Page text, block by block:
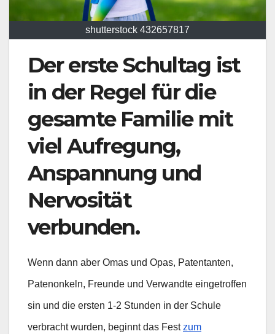
shutterstock 432657817
Der erste Schultag ist
in der Regel für die
gesamte Familie mit
viel Aufregung,
Anspannung und
Nervosität
verbunden.
Wenn dann aber Omas und Opas, Patentanten,
Patenonkeln, Freunde und Verwandte eingetroffen
sin und die ersten 1-2 Stunden in der Schule
verbracht wurden, beginnt das Festzum